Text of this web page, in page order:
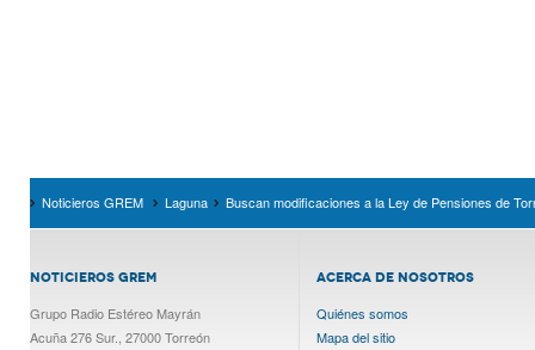
Noticieros GREM Laguna Buscan modificaciones a la Ley de Pensiones de
NOTICIEROS GREM
Grupo Radio Estéreo Mayrán
Acuña 276 Sur., 27000 Torreón
ACERCA DE NOSOTROS
Quiénes somos
Mapa del sitio